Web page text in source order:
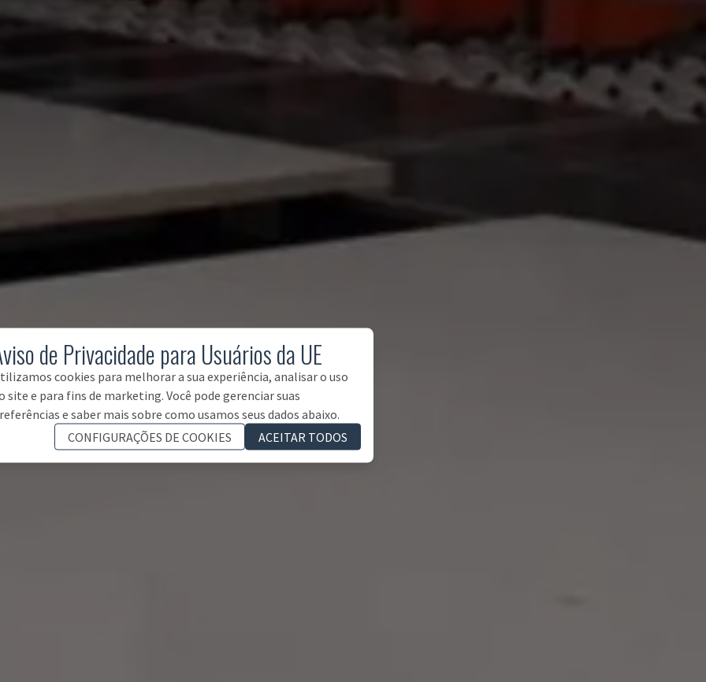
de Privacidade para Usuários da UE
cookies para melhorar a sua experiência, analisar o uso
site e para fins de marketing. Você pode gerenciar suas
e saber mais sobre como usamos seus dados abaixo.
CONFIGURAÇÕES DE COOKIES
ACEITAR TODOS